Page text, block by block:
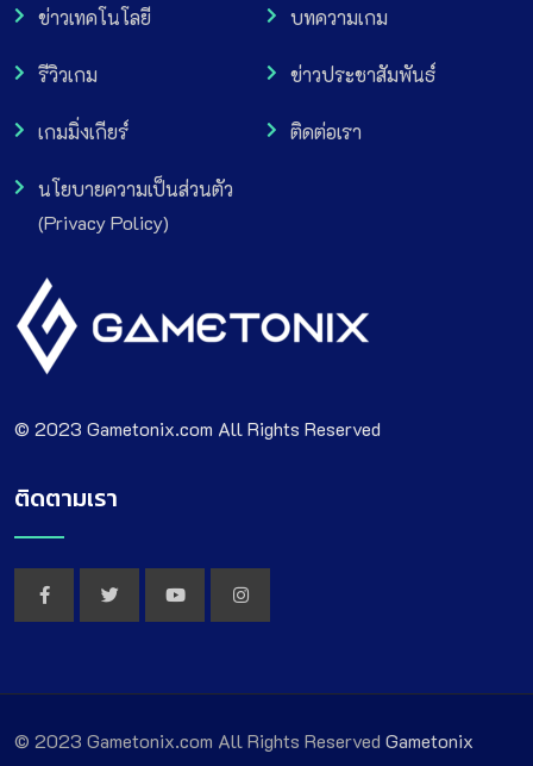
ข่าวเทคโนโลยี บทความเกม
รีวิวเกม ข่าวประชาสัมพันธ์
เกมมิ่งเกียร์ ติดต่อเรา
นโยบายความเป็นส่วนตัว
(Privacy Policy)
© 2023 Gametonix.com All Rights Reserved
ติดตามเรา
© 2023 Gametonix.com All Rights Reserved Gametonix